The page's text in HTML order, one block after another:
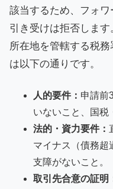
該当するため、フォ
引き受けは拒否しま
所在地を管轄する税
は以下の通りです。
人的要件： 申請前
いないこと、国税
法的・資力要件：
マイナス（債務超
支障がないこと。
取引先合意の証明